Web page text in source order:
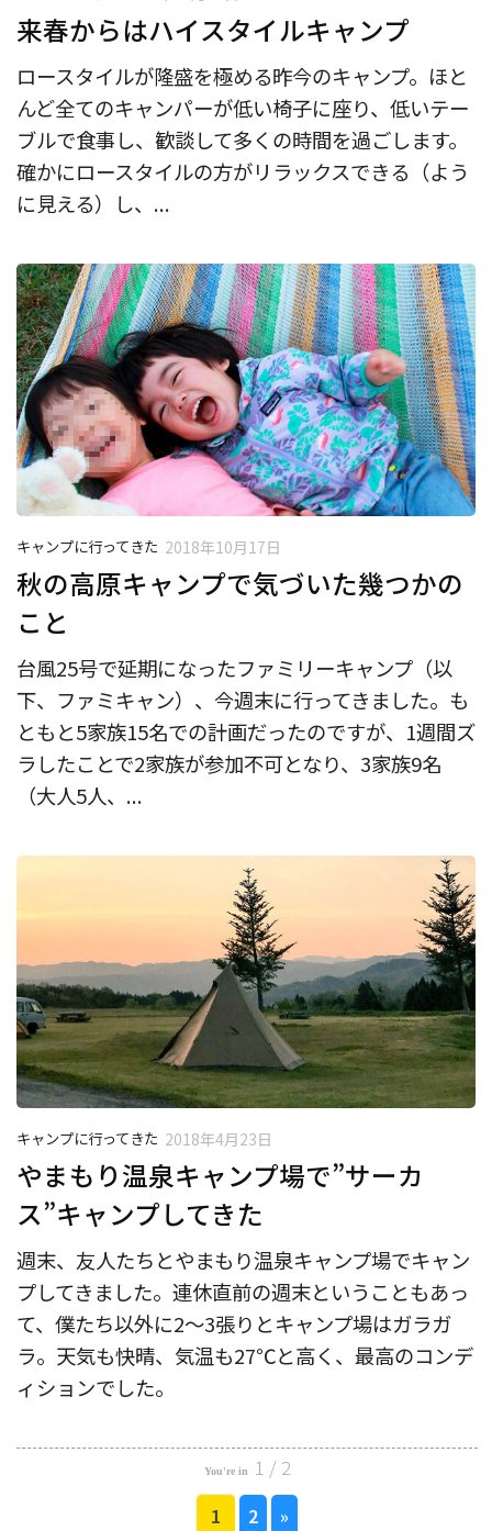
来春からはハイスタイルキャンプ
ロースタイルが隆盛を極める昨今のキャンプ。ほと
んど全てのキャンパーが低い椅子に座り、低いテー
ブルで食事し、歓談して多くの時間を過ごします。
確かにロースタイルの方がリラックスできる（よう
に見える）し、...
キャンプに行ってきた 2018年10月17日
秋の高原キャンプで気づいた幾つかの
こと
台風25号で延期になったファミリーキャンプ（以
下、ファミキャン）、今週末に行ってきました。も
ともと5家族15名での計画だったのですが、1週間ズ
ラしたことで2家族が参加不可となり、3家族9名
（大人5人、...
キャンプに行ってきた 2018年4月23日
やまもり温泉キャンプ場で”サーカ
ス”キャンプしてきた
週末、友人たちとやまもり温泉キャンプ場でキャン
プしてきました。連休直前の週末ということもあっ
て、僕たち以外に2〜3張りとキャンプ場はガラガ
ラ。天気も快晴、気温も27℃と高く、最高のコンデ
ィションでした。
1 / 2
1 2 »